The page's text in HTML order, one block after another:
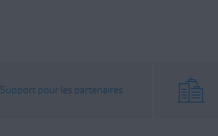
Support pour les partenaires